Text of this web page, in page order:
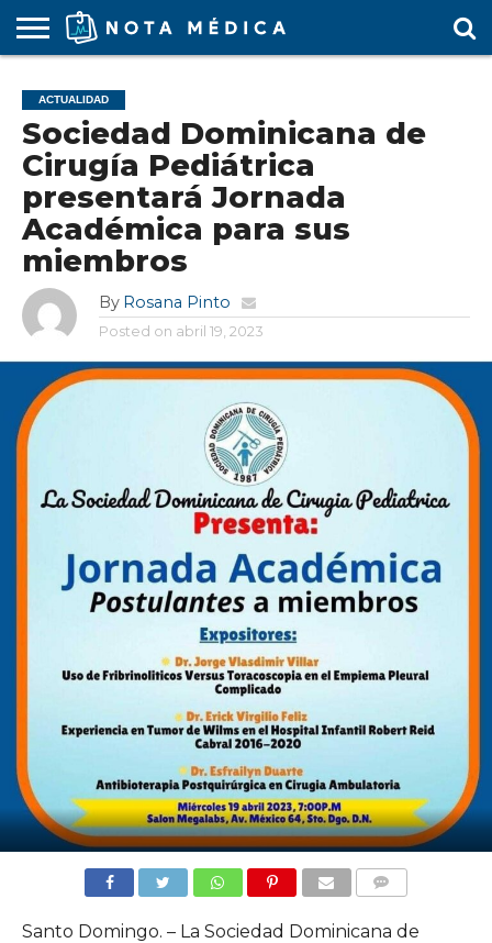
MÉDICA
ARS
ARTÍCULO
ACTUALIDAD
COLEGIO
MÉDICO
COVID-
19
EDUCACIÓN
MÉDICA
ESTUDIANTES
FARMACÉUTICAS
GUBERNAMENTAL
HOSPITALES
Y CLÍNICAS
MARKETING
MÉDICO
RESIDENTES
SALUD
LABORAL
SOCIEDADES
MÉDICAS
TURISMO
MÉDICO
VÍDEOS
ACTUALIDAD
Sociedad Dominicana de
Cirugía Pediátrica
presentará Jornada
Académica para sus
miembros
By Rosana Pinto
Posted on abril 19, 2023
Santo Domingo. – La Sociedad Dominicana de